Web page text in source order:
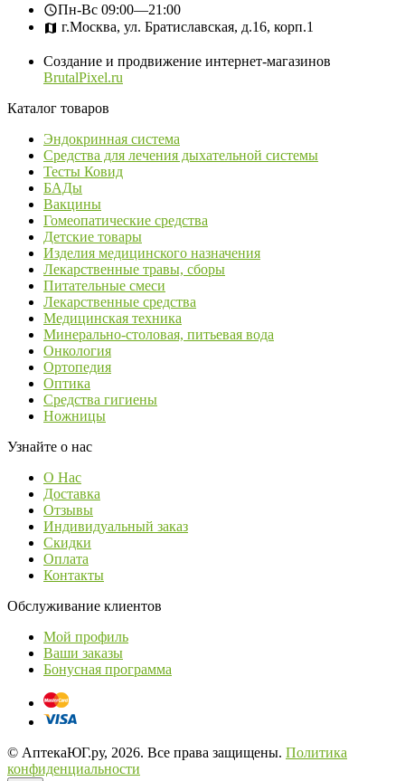
Пн-Вс 09:00—21:00
г.Москва, ул. Братиславская, д.16, корп.1
Создание и продвижение интернет-магазинов
BrutalPixel.ru
Каталог товаров
Эндокринная система
Средства для лечения дыхательной системы
Тесты Ковид
БАДы
Вакцины
Гомеопатические средства
Детские товары
Изделия медицинского назначения
Лекарственные травы, сборы
Питательные смеси
Лекарственные средства
Медицинская техника
Минерально-столовая, питьевая вода
Онкология
Ортопедия
Оптика
Средства гигиены
Ножницы
Узнайте о нас
О Нас
Доставка
Отзывы
Индивидуальный заказ
Скидки
Оплата
Контакты
Обслуживание клиентов
Мой профиль
Ваши заказы
Бонусная программа
© АптекаЮГ.ру, 2026. Все права защищены. Политика
конфиденциальности